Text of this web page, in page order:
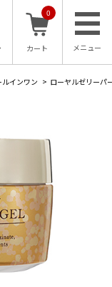
0
カート
ルインワン > ローヤルゼリーパ